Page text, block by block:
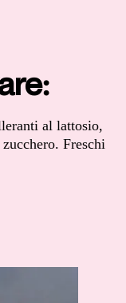
al lattosio,
Freschi